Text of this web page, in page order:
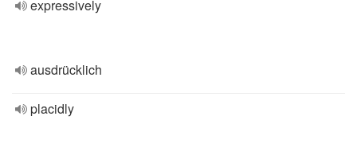
expressively
ausdrücklich
placidly